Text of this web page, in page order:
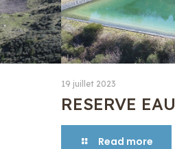
19 juillet 2023
RESERVE EAU
Read more